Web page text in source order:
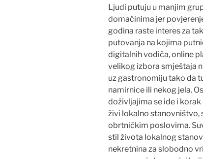
Ljudi putuju u manjim
domaćinima jer
godina raste interes za
putovanja na kojima
digitalnih vodiča, online
velikog izbora smještaja
uz gastronomiju tako da
namirnice ili nekog jela.
doživljajima se ide i
živi lokalno
obrtničkim poslovima.
stil života lokalnog
nekretnina za slobodno